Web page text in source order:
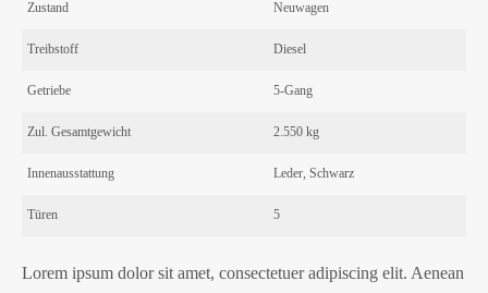
Zustand Neuwagen
Treibstoff Diesel
Getriebe 5-Gang
Zul. Gesamtgewicht 2.550 kg
Innenausstattung Leder, Schwarz
Türen 5
Lorem ipsum dolor sit amet, consectetuer adipiscing elit. Aenean